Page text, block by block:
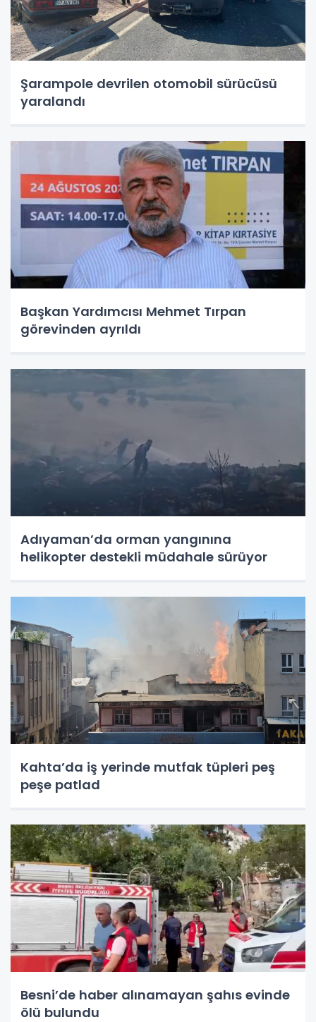
Şarampole devrilen otomobil sürücüsü
yaralandı
Başkan Yardımcısı Mehmet Tırpan
görevinden ayrıldı
Adıyaman’da orman yangınına
helikopter destekli müdahale sürüyor
Kahta’da iş yerinde mutfak tüpleri peş
peşe patlad
Besni’de haber alınamayan şahıs evinde
ölü bulundu